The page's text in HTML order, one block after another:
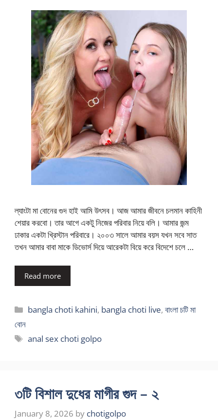
ল্যাংটা মা বোনের গুদ হাই আমি উৎসব। আজ আমার জীবনে চলমান কাহিনী
শেয়ার করবো। তার আগে একটু নিজের পরিবার নিয়ে বলি। আমার জন্ম
ঢাকার একটা খ্রিস্টান পরিবারে। ২০০৩ সালে আমার বয়স যখন সবে সাত
তখন আমার বাবা মাকে ডিভোর্স দিয়ে আরেকটা বিয়ে করে বিদেশে চলে …
Read more
Categories
bangla choti kahini, bangla choti live,বাংলা চটি মা
বোন
Tags
anal sex choti golpo
৩টি বিশাল দুধের মাগীর গুদ – ২
January 8, 2026 by chotigolpo